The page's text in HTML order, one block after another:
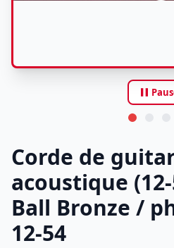
pause
Corde de
acoustique
Ball Bronze /
12-54